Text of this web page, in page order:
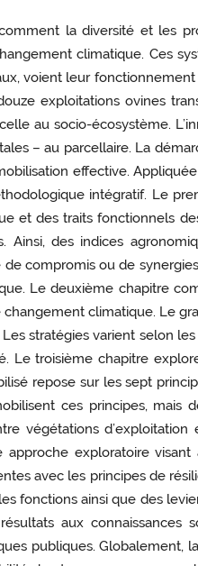
la diversité et les
climatique. Ces
voient leur
exploitations ovines
au socio-écosystème.
– au parcellaire. La
effective.
intégratif. Le
et des traits fonctionnels
Ainsi, des indices
de compromis ou de
Le deuxième chapitre
climatique. Le
stratégies varient selon
Le troisième chapitre
repose sur les sept
ces principes, mais
végétations
approche exploratoire
avec les principes de
fonctions ainsi que des
aux
publiques. Globalement,